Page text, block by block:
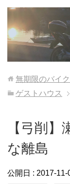
無期限のバイ
ゲストハウス
【弓削
な離島
公開日 : 2017-11-